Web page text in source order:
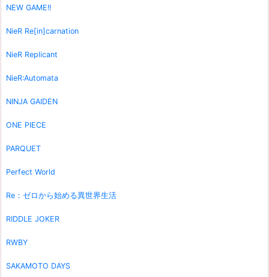
NEW GAME!!
NieR Re[in]carnation
NieR Replicant
NieR:Automata
NINJA GAIDEN
ONE PIECE
PARQUET
Perfect World
Re：ゼロから始める異世界生活
RIDDLE JOKER
RWBY
SAKAMOTO DAYS